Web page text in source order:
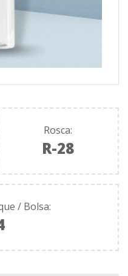
Rosca:
R-28
/ Bolsa: